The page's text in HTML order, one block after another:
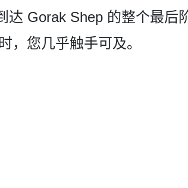
达 Gorak Shep 的整个最后
，您几乎触手可及。